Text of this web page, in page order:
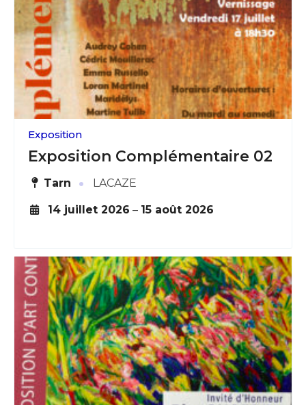
Exposition
Exposition Complémentaire 02
Tarn · LACAZE
14 juillet 2026 – 15 août 2026